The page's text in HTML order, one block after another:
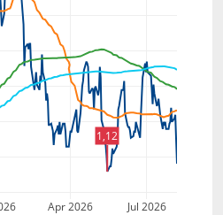
Apr 2026 Jul 2026
1,12